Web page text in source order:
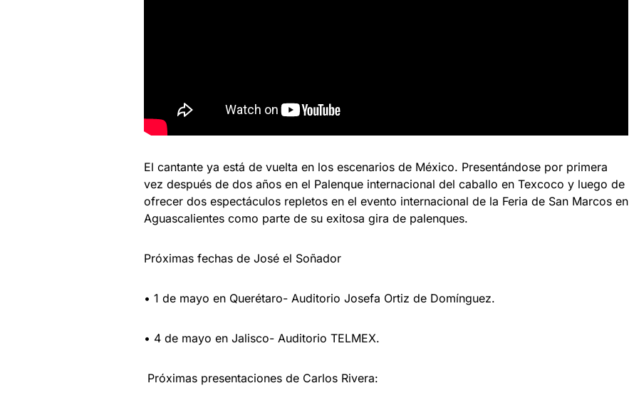
El cantante ya está de vuelta en los escenarios de México. Presentándose por primera
vez después de dos años en el Palenque internacional del caballo en Texcoco y luego de
ofrecer dos espectáculos repletos en el evento internacional de la Feria de San Marcos en
Aguascalientes como parte de su exitosa gira de palenques.
Próximas fechas de José el Soñador
• 1 de mayo en Querétaro- Auditorio Josefa Ortiz de Domínguez.
• 4 de mayo en Jalisco- Auditorio TELMEX.
Próximas presentaciones de Carlos Rivera: